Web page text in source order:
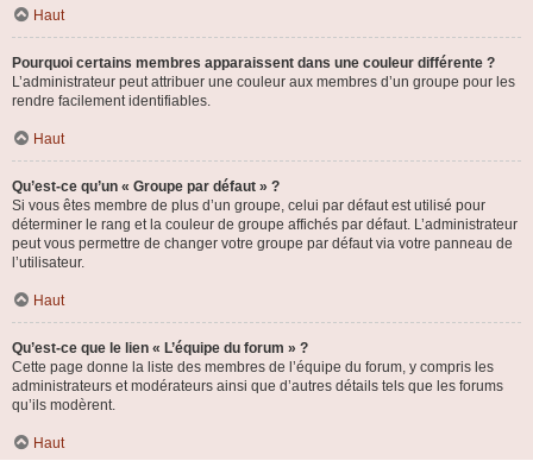
Haut
Pourquoi certains membres apparaissent dans une couleur différente ?
L’administrateur peut attribuer une couleur aux membres d’un groupe pour les
rendre facilement identifiables.
Haut
Qu’est-ce qu’un « Groupe par défaut » ?
Si vous êtes membre de plus d’un groupe, celui par défaut est utilisé pour
déterminer le rang et la couleur de groupe affichés par défaut. L’administrateur
peut vous permettre de changer votre groupe par défaut via votre panneau de
l’utilisateur.
Haut
Qu’est-ce que le lien « L’équipe du forum » ?
Cette page donne la liste des membres de l’équipe du forum, y compris les
administrateurs et modérateurs ainsi que d’autres détails tels que les forums
qu’ils modèrent.
Haut